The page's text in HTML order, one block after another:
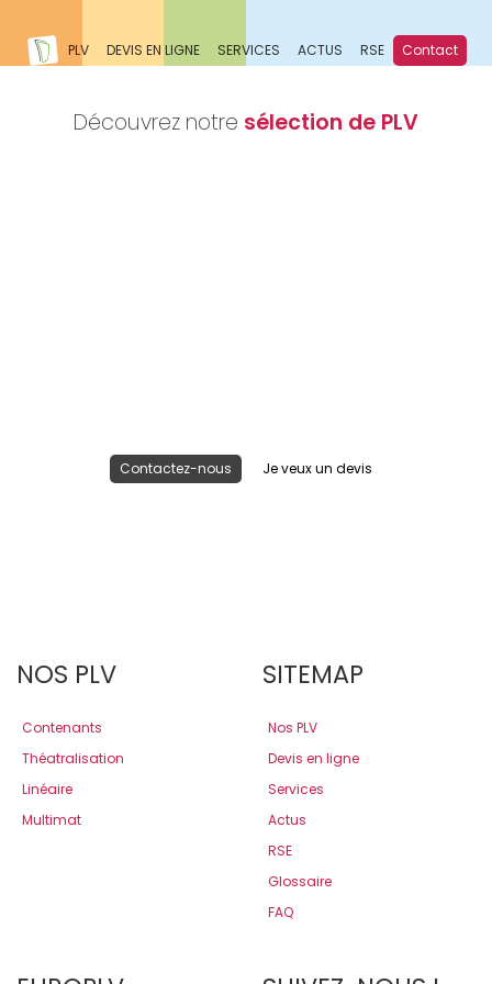
PLV DEVIS EN LIGNE SERVICES ACTUS RSE Contact
Découvrez notre sélection de PLV
Contactez-nous Je veux un devis
NOS PLV
Contenants
Théatralisation
Linéaire
Multimat
SITEMAP
Nos PLV
Devis en ligne
Services
Actus
RSE
Glossaire
FAQ